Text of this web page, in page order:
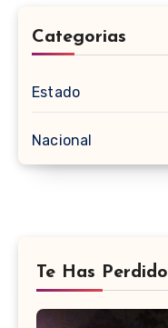
Categorias
Estado
Nacional
Te Has Perdido